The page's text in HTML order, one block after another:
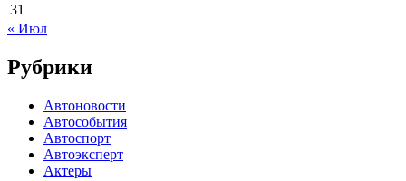
31
« Июл
Рубрики
Автоновости
Автособытия
Автоспорт
Автоэксперт
Актеры